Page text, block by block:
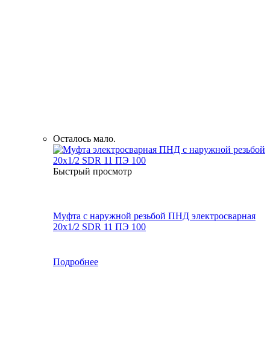
Осталось мало.
Быстрый просмотр
Муфта с наружной резьбой ПНД электросварная
20x1/2 SDR 11 ПЭ 100
Подробнее